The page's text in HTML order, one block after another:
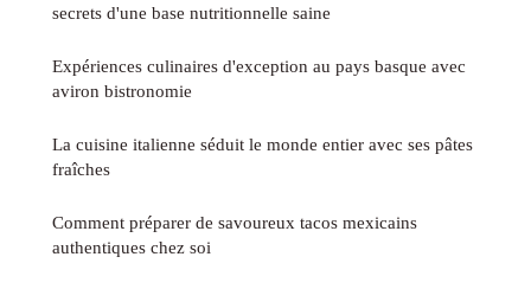
secrets d'une base nutritionnelle saine
Expériences culinaires d'exception au pays basque avec
aviron bistronomie
La cuisine italienne séduit le monde entier avec ses pâtes
fraîches
Comment préparer de savoureux tacos mexicains
authentiques chez soi